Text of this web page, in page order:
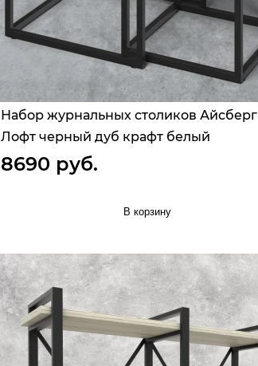
Набор журнальных столиков Айсберг
Лофт черный дуб крафт белый
8690 руб.
В корзину